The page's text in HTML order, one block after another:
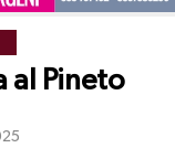
al Pineto